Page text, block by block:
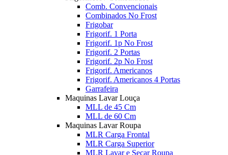
Comb. Convencionais
Combinados No Frost
Frigobar
Frigorif. 1 Porta
Frigorif. 1p No Frost
Frigorif. 2 Portas
Frigorif. 2p No Frost
Frigorif. Americanos
Frigorif. Americanos 4 Portas
Garrafeira
Maquinas Lavar Louça
MLL de 45 Cm
MLL de 60 Cm
Maquinas Lavar Roupa
MLR Carga Frontal
MLR Carga Superior
MLR Lavar e Secar Roupa